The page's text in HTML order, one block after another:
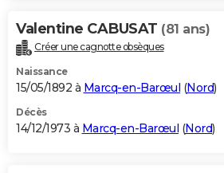
Valentine CABUSAT (81 ans)
Créer une cagnotte obsèques
Naissance
15/05/1892 à Marcq-en-Barœul (Nord)
Décès
14/12/1973 à Marcq-en-Barœul (Nord)